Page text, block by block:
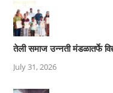
तेली समाज उन्नती मंडळातर्फे
July 31, 2026